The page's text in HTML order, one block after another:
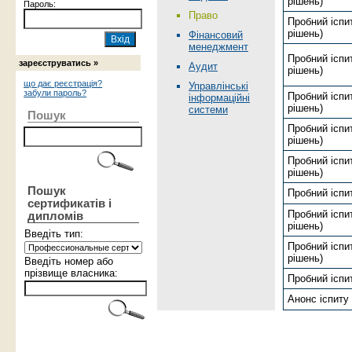
Пароль:
зареєструватись »
що дає реєстрація?
забули пароль?
Пошук
Пошук
сертификатів і
дипломів
Введіть тип:
Введіть номер або
прізвище власника:
Право
Фінансовий
менеджмент
Аудит
Управлінські
інформаційні
системи
Пробний
рiшень)
Пробний
рiшень)
Пробний
рiшень)
Пробний
рiшень)
Пробний
рiшень)
Пробний
Пробний
рiшень)
Пробний
рiшень)
Пробний
Анонс